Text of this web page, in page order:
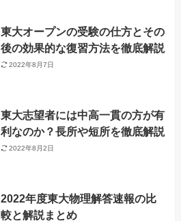
東大オープンの受験の仕方とその
後の効果的な復習方法を徹底解説
2022年8月7日
東大志望者には中高一貫の方が有
利なのか？長所や短所を徹底解説
2022年8月2日
2022年度東大物理解答速報の比
較と解説まとめ